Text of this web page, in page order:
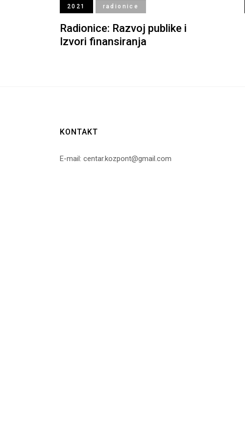
2021 radionice
Radionice: Razvoj publike i
Izvori finansiranja
KONTAKT
E-mail: centar.kozpont@gmail.com